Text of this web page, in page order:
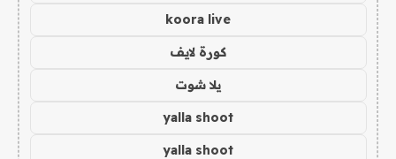
koora live
كورة لايف
يلا شوت
yalla shoot
yalla shoot